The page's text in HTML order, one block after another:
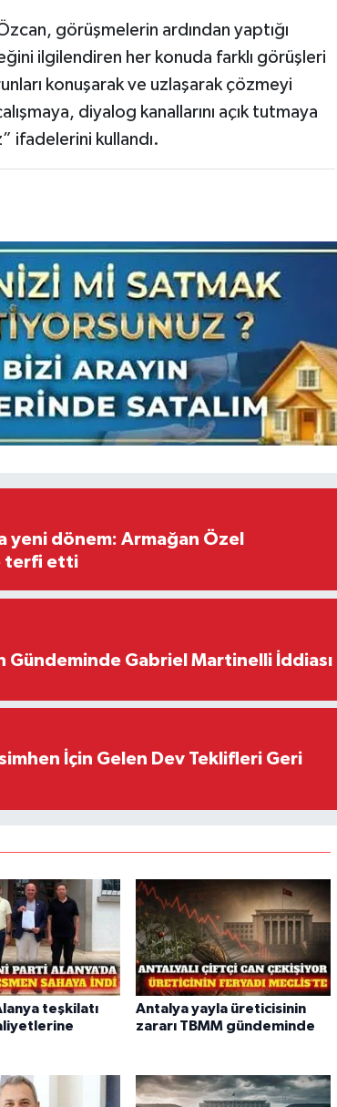
görüşmelerin ardından yaptığı
ilgilendiren her konuda farklı görüşleri
konuşarak ve uzlaşarak çözmeyi
diyalog kanallarını açık tutmaya
ifadelerini kullandı.
yeni dönem: Armağan Özel
terfi etti
Gündeminde Gabriel Martinelli İddiası
İçin Gelen Dev Teklifleri Geri
teşkilatı
Antalya yayla üreticisinin
zararı TBMM gündeminde